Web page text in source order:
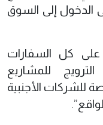
الدخول إلى السوق
على كل السفارات
للمشاريع
للشركات الأجنبية